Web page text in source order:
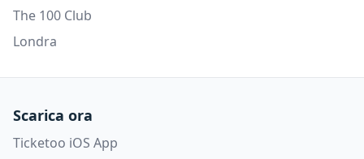
The 100 Club
Londra
Scarica ora
Ticketoo iOS App